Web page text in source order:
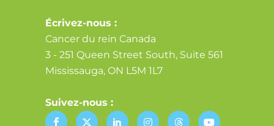
Écrivez-nous :
Cancer du rein Canada
3 - 251 Queen Street South, Suite 561
Mississauga, ON L5M 1L7
Suivez-nous :